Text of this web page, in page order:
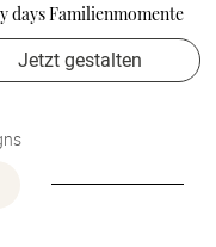
days Familienmomente
Jetzt gestalten